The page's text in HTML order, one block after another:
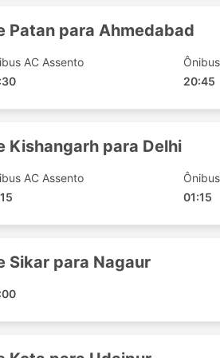
Fatehpur Sikri
Biaora
Thane
Chikhli Maharashtra
Sanderao
Dombivli
Dewas
Ranebennur
Mahabaleshwar
Nizamabad
Patan para Ahmedabad
AC Assento
20:45
Kishangarh para Delhi
AC Assento
01:15
Sikar para Nagaur